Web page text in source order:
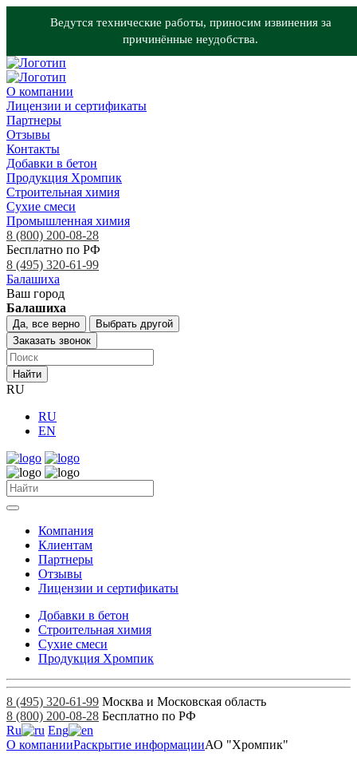
Ведутся технические работы, приносим извинения за
причинённые неудобства.
О компании
Лицензии и сертификаты
Партнеры
Отзывы
Контакты
Добавки в бетон
Продукция Хромпик
Строительная химия
Сухие смеси
Промышленная химия
8 (800) 200-08-28
Бесплатно по РФ
8 (495) 320-61-99
Балашиха
Ваш город
Балашиха
Да, все верно
Выбрать другой
Заказать звонок
Найти
RU
RU
EN
Компания
Клиентам
Партнеры
Отзывы
Лицензии и сертификаты
Добавки в бетон
Строительная химия
Сухие смеси
Продукция Хромпик
8 (495) 320-61-99 Москва и Московская область
8 (800) 200-08-28 Бесплатно по РФ
Ru
Eng
О компанииРаскрытие информацииАО "Хромпик"